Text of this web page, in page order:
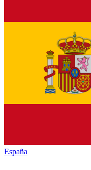
España